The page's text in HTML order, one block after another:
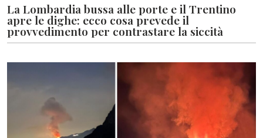
La Lombardia bussa alle porte e il Trentino
apre le dighe: ecco cosa prevede il
provvedimento per contrastare la siccità